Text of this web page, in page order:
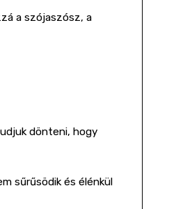
a szójaszósz, a
dönteni, hogy
sűrűsödik és élénkül